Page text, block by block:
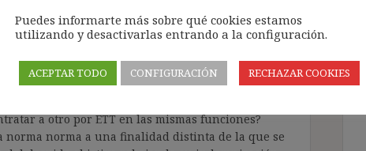
qué entiendes que no hay fraude en despedir
a otro por ETT en las mismas funciones?
norma norma a una finalidad distinta de la que se
Puedes informarte más sobre qué cookies estamos
utilizando y desactivarlas entrando a la configuración.
ACEPTAR TODO CONFIGURACIÓN RECHAZAR COOKIES